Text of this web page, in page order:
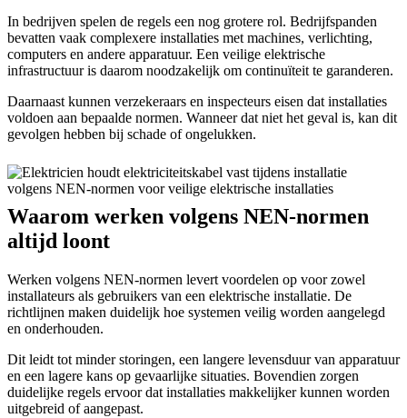
In bedrijven spelen de regels een nog grotere rol. Bedrijfspanden
bevatten vaak complexere installaties met machines, verlichting,
computers en andere apparatuur. Een veilige elektrische
infrastructuur is daarom noodzakelijk om continuïteit te garanderen.
Daarnaast kunnen verzekeraars en inspecteurs eisen dat installaties
voldoen aan bepaalde normen. Wanneer dat niet het geval is, kan dit
gevolgen hebben bij schade of ongelukken.
Waarom werken volgens NEN-normen
altijd loont
Werken volgens NEN-normen levert voordelen op voor zowel
installateurs als gebruikers van een elektrische installatie. De
richtlijnen maken duidelijk hoe systemen veilig worden aangelegd
en onderhouden.
Dit leidt tot minder storingen, een langere levensduur van apparatuur
en een lagere kans op gevaarlijke situaties. Bovendien zorgen
duidelijke regels ervoor dat installaties makkelijker kunnen worden
uitgebreid of aangepast.